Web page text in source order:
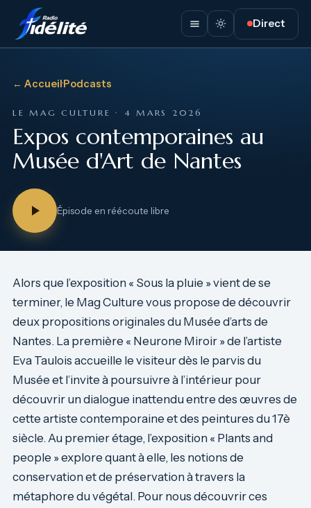
Direct
← Accueil·Podcasts
LE MAG CULTURE · 4 MARS 2026
Expos contemporaines au
Musée d'Art de Nantes
Épisode en réécoute libre
Alors que l’exposition « Sous la pluie » vient de se
terminer, le Mag Culture vous propose de découvrir
deux propositions originales du Musée d’arts de
Nantes. La première « Neurone Miroir » de l’artiste
Eva Taulois accueille le visiteur dès le parvis du
Musée et l’invite à poursuivre à l’intérieur pour
découvrir un dialogue inattendu entre des œuvres de
cette artiste contemporaine et des peintures du 17è
siècle. Au premier étage, l’exposition « Plants and
people » explore quant à elle, les notions de
conservation et de préservation à travers la
métaphore du végétal. Pour nous découvrir ces